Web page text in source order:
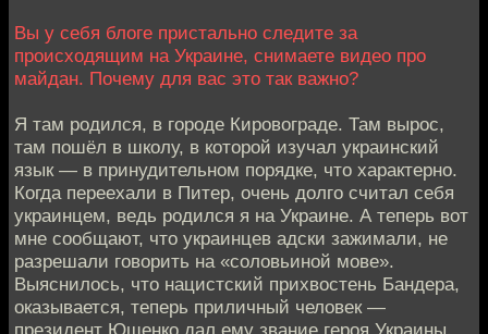
Вы у себя блоге пристально следите за
происходящим на Украине, снимаете видео про
майдан. Почему для вас это так важно?
Я там родился, в городе Кировограде. Там вырос,
там пошёл в школу, в которой изучал украинский
язык — в принудительном порядке, что характерно.
Когда переехали в Питер, очень долго считал себя
украинцем, ведь родился я на Украине. А теперь вот
мне сообщают, что украинцев адски зажимали, не
разрешали говорить на «соловьиной мове».
Выяснилось, что нацистский прихвостень Бандера,
оказывается, теперь приличный человек —